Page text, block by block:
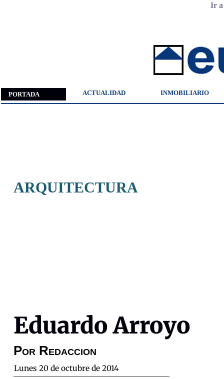
Ir a
PORTADA ACTUALIDAD INMOBILIARIO
ARQUITECTURA
Eduardo Arroyo
Por Redaccion
lunes 20 de octubre de 2014